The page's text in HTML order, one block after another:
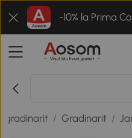
-10% la Prima
gradinarit / Gradinarit /